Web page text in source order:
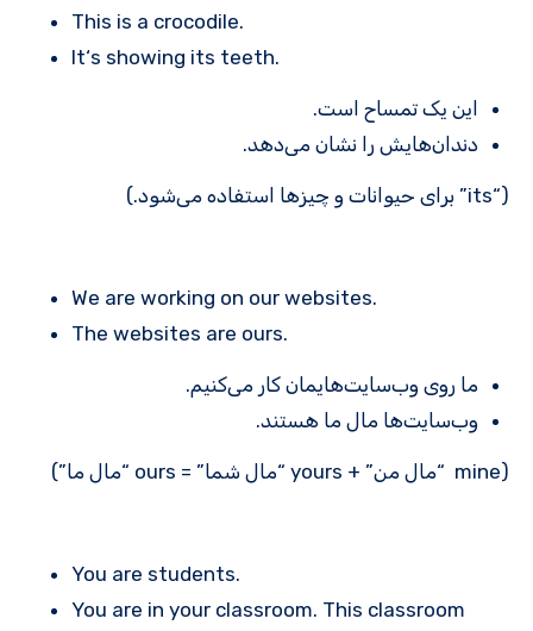
This is a crocodile.
It‘s showing its teeth.
این یک تمساح است.
دندان‌هایش را نشان می‌دهد.
(“its” برای حیوانات و چیزها استفاده می‌شود.)
We are working on our websites.
The websites are ours.
ما روی وب‌سایت‌هایمان کار می‌کنیم.
وب‌سایت‌ها مال ما هستند.
(mine “مال من” + yours “مال شما” = ours “مال ما”)
You are students.
You are in your classroom. This classroom